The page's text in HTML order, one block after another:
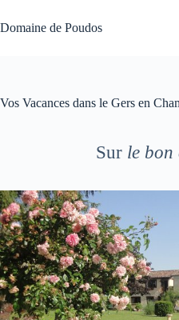
au
contenu
Domaine de Poudos
Vos Vacances dans le Gers en
Sur le